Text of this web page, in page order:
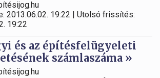
2013.06.02. 19:22 | Utolsó frissítés:
19:22
és az építésfelügyeleti
számlaszáma »